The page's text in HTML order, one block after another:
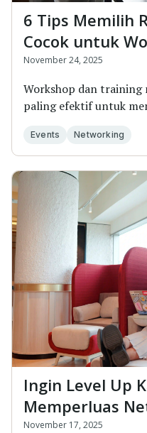
6 Tips Memilih
Cocok untuk
Training Kantor
November 24, 2025
Workshop dan training menjadi salah satu cara
paling efektif untuk
Events Networking
Ingin Level Up
Memperluas
Kerja di
November 17, 2025